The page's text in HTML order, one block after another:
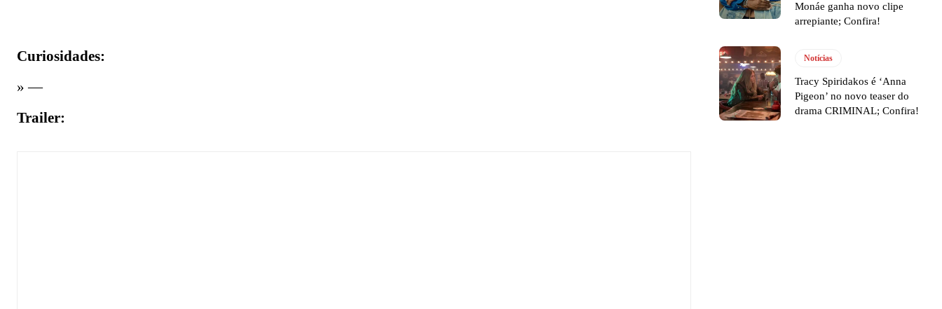
Curiosidades:
» —
Trailer:
Monáe ganha novo clipe
arrepiante; Confira!
Notícias
Tracy Spiridakos é ‘Anna
Pigeon’ no novo teaser do
drama CRIMINAL; Confira!